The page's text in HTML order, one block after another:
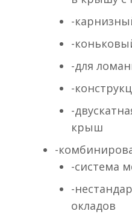
-
-
-для
-
-
крыш
-
-cистема
-
окладов